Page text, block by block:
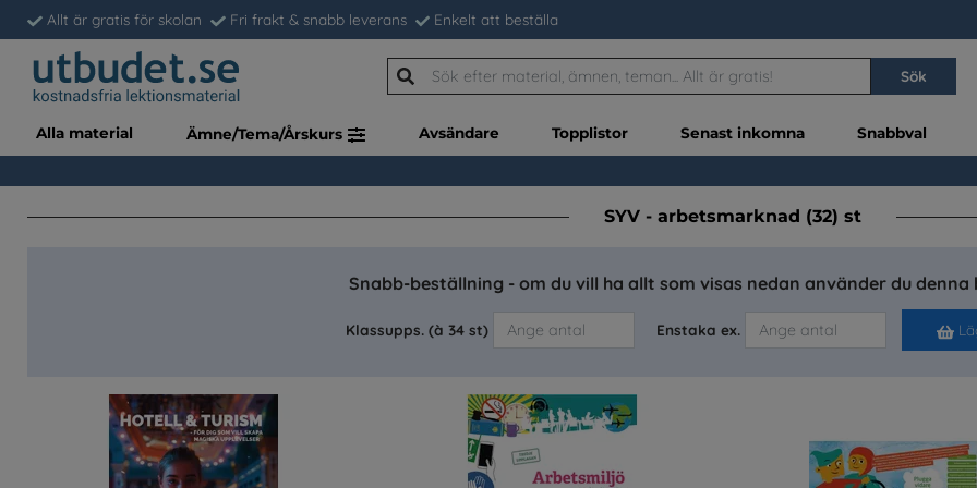
Allt är gratis för skolan Fri frakt & snabb leverans Enkelt att beställa
Sök
Alla material Ämne/Tema/Årskurs Avsändare Topplistor Senast inkomna Snabbval
SYV - arbetsmarknad (32) st
Snabb-beställning - om du vill ha allt som visas nedan använder du
Klassupps. (à 34 st) Enstaka ex.